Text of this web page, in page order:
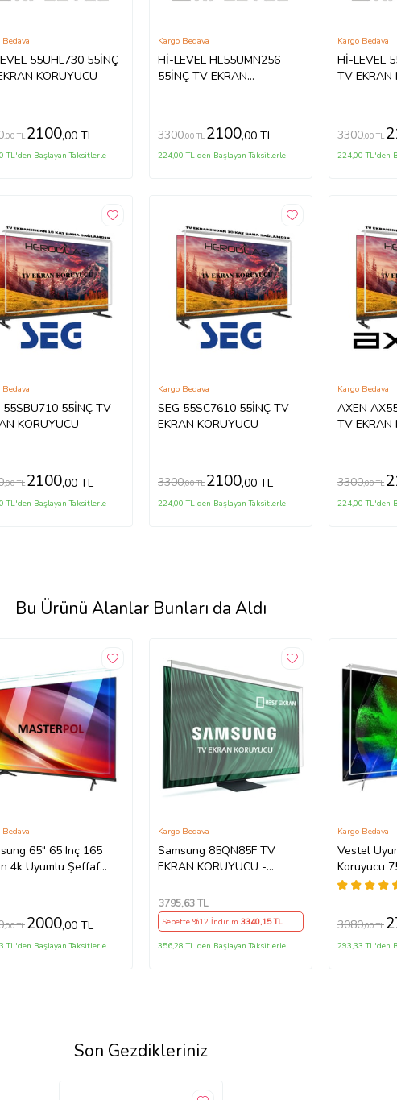
55İNÇ
KORUYUCU
Bedava
,00 TL 2100,00 TL
TL'den Başlayan Taksitlerle
Hİ-LEVEL HL55UMN256
55İNÇ TV EKRAN
Kargo Bedava
3300,00 TL 2100,00 TL
224,00 TL'den Başlayan Taksitlerle
Hİ-LEVEL 55HL500 55İNÇ
TV EKRAN
Kargo Bedava
3300,00 TL
224,00 TL'den
KORUYUCU
Bedava
,00 TL 2100,00 TL
TL'den Başlayan Taksitlerle
SEG 55SC7610 55İNÇ TV
EKRAN KORUYUCU
Kargo Bedava
3300,00 TL 2100,00 TL
224,00 TL'den Başlayan Taksitlerle
AXEN
TV EKRAN
Kargo Bedava
3300,00 TL
224,00 TL'den
Bu Ürünü Alanlar Bunları da Aldı
65" 65 Inç 165
4k Uyumlu Şeffaf
Bedava
,00 TL 2000,00 TL
TL'den Başlayan Taksitlerle
Samsung 85QN85F TV
EKRAN KORUYUCU -
Ekran Tv ekran Koruyucu
QE85QN85FAUXTK
Kargo Bedava
3795,63 TL
Sepette %12 İndirim 3340,15 TL
356,28 TL'den Başlayan Taksitlerle
Vestel
Koruyucu
189 Ekran
Kargo Bedava
3080,00 TL
293,33 TL'den
Son Gezdikleriniz